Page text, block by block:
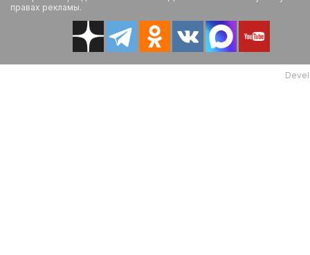
правах рекламы.